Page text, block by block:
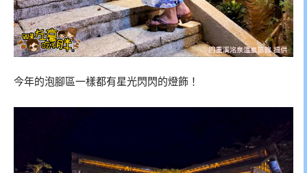
今年的泡腳區一樣都有星光閃閃的燈飾！